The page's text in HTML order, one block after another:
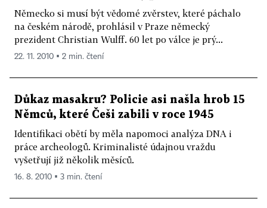
Německo si musí být vědomé zvěrstev, které páchalo
na českém národě, prohlásil v Praze německý
prezident Christian Wulff. 60 let po válce je prý...
22. 11. 2010 ▪ 2 min. čtení
Důkaz masakru? Policie asi našla hrob 15
Němců, které Češi zabili v roce 1945
Identifikaci obětí by měla napomoci analýza DNA i
práce archeologů. Kriminalisté údajnou vraždu
vyšetřují již několik měsíců.
16. 8. 2010 ▪ 3 min. čtení